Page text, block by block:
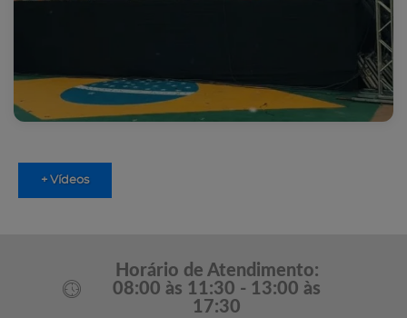
+ Vídeos
Horário de Atendimento:
08:00 às 11:30 - 13:00 às
17:30